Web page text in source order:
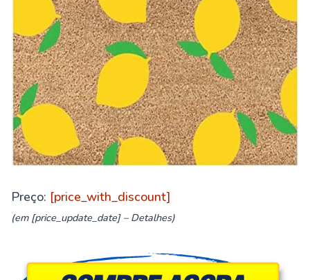
Preço: [price_with_discount]
(em [price_update_date] – Detalhes)